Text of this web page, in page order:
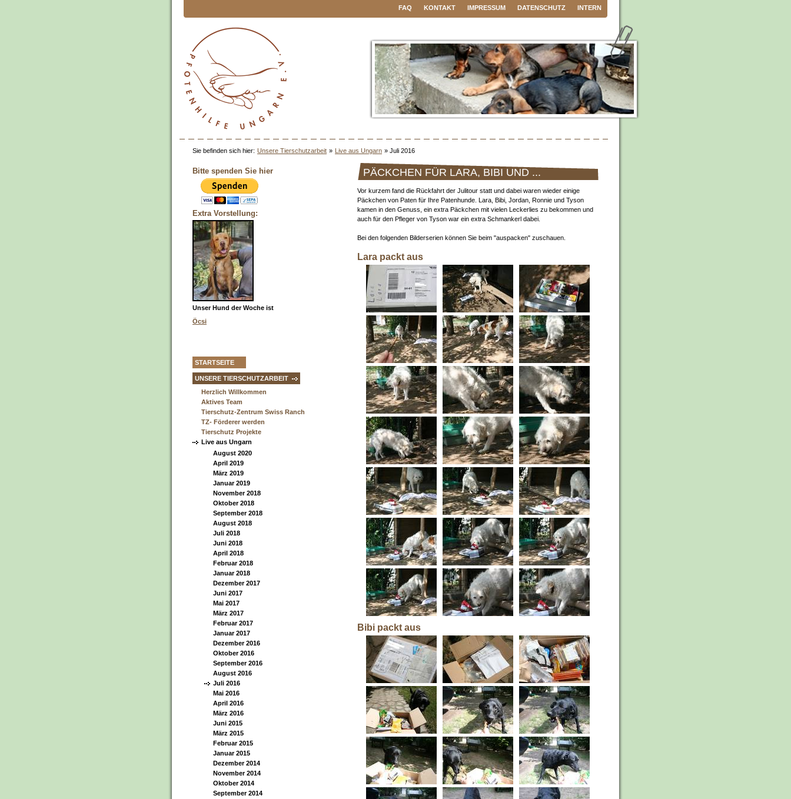
FAQ KONTAKT IMPRESSUM DATENSCHUTZ INTERN
Sie befinden sich hier: Unsere Tierschutzarbeit » Live aus Ungarn » Juli 2016
Bitte spenden Sie hier
Extra Vorstellung:
Unser Hund der Woche ist
Öcsi
STARTSEITE
UNSERE TIERSCHUTZARBEIT
Herzlich Willkommen
Aktives Team
Tierschutz-Zentrum Swiss Ranch
TZ- Förderer werden
Tierschutz Projekte
Live aus Ungarn
August 2020
April 2019
März 2019
Januar 2019
November 2018
Oktober 2018
September 2018
August 2018
Juli 2018
Juni 2018
April 2018
Februar 2018
Januar 2018
Dezember 2017
Juni 2017
Mai 2017
März 2017
Februar 2017
Januar 2017
Dezember 2016
Oktober 2016
September 2016
August 2016
Juli 2016
Mai 2016
April 2016
März 2016
Juni 2015
März 2015
Februar 2015
Januar 2015
Dezember 2014
November 2014
Oktober 2014
September 2014
PÄCKCHEN FÜR LARA, BIBI UND ...
Vor kurzem fand die Rückfahrt der Julitour statt und dabei waren wieder einige
Päckchen von Paten für Ihre Patenhunde. Lara, Bibi, Jordan, Ronnie und Tyson
kamen in den Genuss, ein extra Päckchen mit vielen Leckerlies zu bekommen und
auch für den Pfleger von Tyson war ein extra Schmankerl dabei.
Bei den folgenden Bilderserien können Sie beim "auspacken" zuschauen.
Lara packt aus
Bibi packt aus